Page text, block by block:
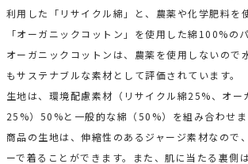
利用した「リサイクル綿」と、農薬や化学肥料を
「オーガニックコットン」を使用した綿100%のパ
オーガニックコットンは、農薬を使用しないので
もサステナブルな素材として評価されています。
生地は、環境配慮素材（リサイクル綿25%、オー
25%）50%と一般的な綿（50%）を組み合わせま
商品の生地は、伸縮性のあるジャージ素材なので
ーで着ることができます。また、肌に当たる裏側